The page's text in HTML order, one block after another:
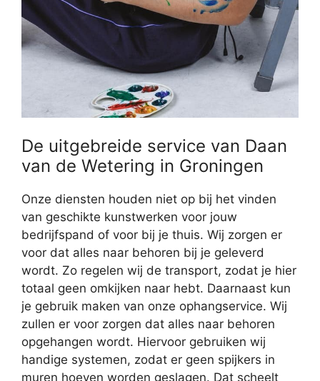
De uitgebreide service van Daan
van de Wetering in Groningen
Onze diensten houden niet op bij het vinden
van geschikte kunstwerken voor jouw
bedrijfspand of voor bij je thuis. Wij zorgen er
voor dat alles naar behoren bij je geleverd
wordt. Zo regelen wij de transport, zodat je hier
totaal geen omkijken naar hebt. Daarnaast kun
je gebruik maken van onze ophangservice. Wij
zullen er voor zorgen dat alles naar behoren
opgehangen wordt. Hiervoor gebruiken wij
handige systemen, zodat er geen spijkers in
muren hoeven worden geslagen. Dat scheelt